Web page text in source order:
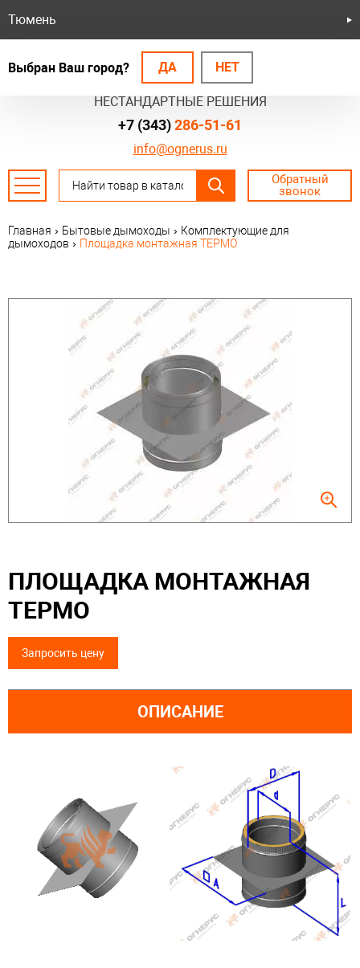
БЕЗОПАСНЫЕ СИСТЕМЫ
НЕСТАНДАРТНЫЕ РЕШЕНИЯ
Тюмень
Выбран Ваш город? ДА НЕТ
info@ognerus.ru
+7 (343)286-51-61
Обратный
звонок
Главная › Бытовые дымоходы › Комплектующие для
дымоходов › Площадка монтажная ТЕРМО
ПЛОЩАДКА МОНТАЖНАЯ
ТЕРМО
Запросить цену
ОПИСАНИЕ